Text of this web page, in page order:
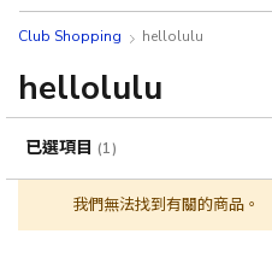
Club Shopping hellolulu
hellolulu
我們無法找到有關的商品。
已選項目